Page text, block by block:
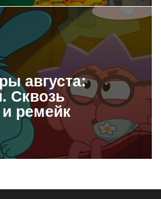
августа:
Сквозь
ремейк